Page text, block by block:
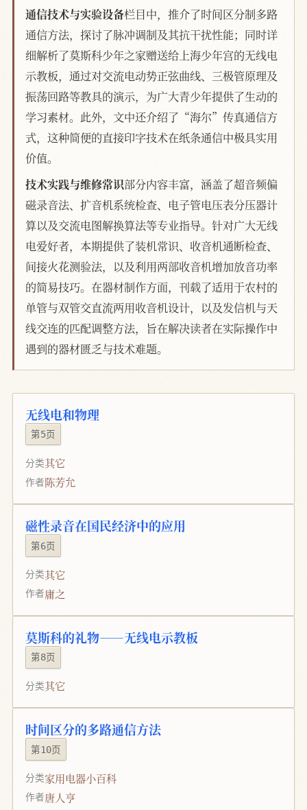
通信技术与实验设备栏目中，推介了时间区分制多路
通信方法，探讨了脉冲调制及其抗干扰性能；同时详
细解析了莫斯科少年之家赠送给上海少年宫的无线电
示教板，通过对交流电动势正弦曲线、三极管原理及
振荡回路等教具的演示，为广大青少年提供了生动的
学习素材。此外，文中还介绍了“海尔”传真通信方
式，这种简便的直接印字技术在纸条通信中极具实用
价值。
技术实践与维修常识部分内容丰富，涵盖了超音频偏
磁录音法、扩音机系统检查、电子管电压表分压器计
算以及交流电图解换算法等专业指导。针对广大无线
电爱好者，本期提供了装机常识、收音机通断检查、
间接火花测验法，以及利用两部收音机增加放音功率
的简易技巧。在器材制作方面，刊载了适用于农村的
单管与双管交直流两用收音机设计，以及发信机与天
线交连的匹配调整方法，旨在解决读者在实际操作中
遇到的器材匮乏与技术难题。
无线电和物理
第5页
分类其它
作者陈芳允
磁性录音在国民经济中的应用
第6页
分类其它
作者庸之
莫斯科的礼物——无线电示教板
第8页
分类其它
时间区分的多路通信方法
第10页
分类家用电器小百科
作者唐人亨